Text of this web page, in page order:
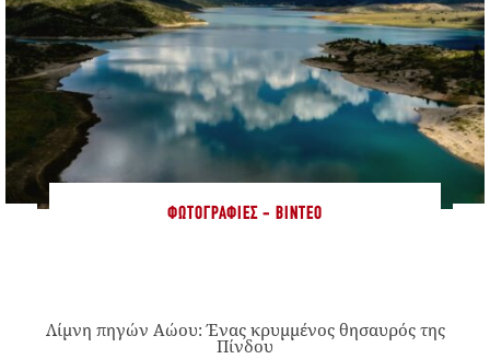
ΦΩΤΟΓΡΑΦΊΕΣ - ΒΊΝΤΕΟ
Λίμνη πηγών Αώου: Ένας κρυμμένος θησαυρός της
Πίνδου